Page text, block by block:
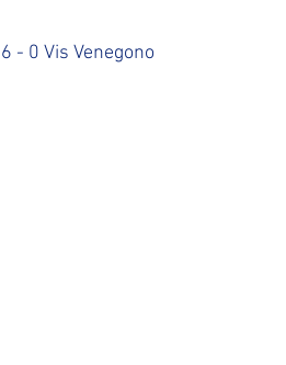
6 - 0 Vis Venegono